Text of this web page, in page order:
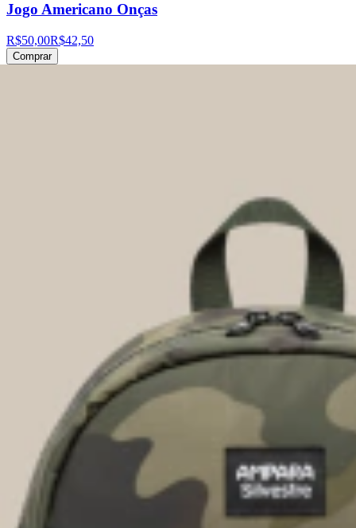
Jogo Americano Onças
R$50,00R$42,50
Comprar